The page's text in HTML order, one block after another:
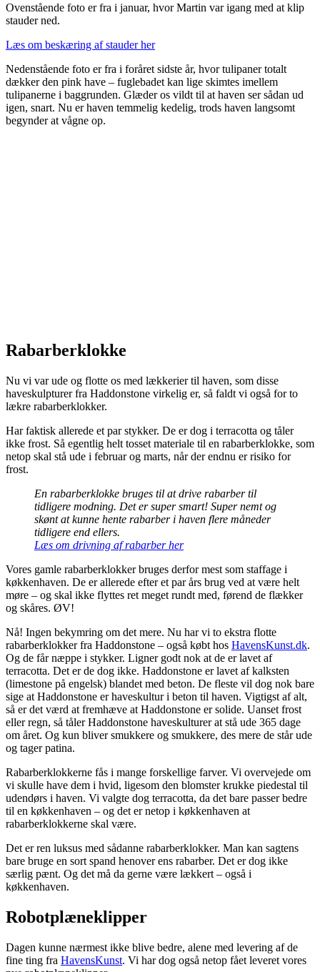
Ovenstående foto er fra i januar, hvor Martin var igang med at klip
stauder ned.
Læs om beskæring af stauder her
Nedenstående foto er fra i foråret sidste år, hvor tulipaner totalt
dækker den pink have – fuglebadet kan lige skimtes imellem
tulipanerne i baggrunden. Glæder os vildt til at haven ser sådan ud
igen, snart. Nu er haven temmelig kedelig, trods haven langsomt
begynder at vågne op.
Rabarberklokke
Nu vi var ude og flotte os med lækkerier til haven, som disse
haveskulpturer fra Haddonstone virkelig er, så faldt vi også for to
lækre rabarberklokker.
Har faktisk allerede et par stykker. De er dog i terracotta og tåler
ikke frost. Så egentlig helt tosset materiale til en rabarberklokke, som
netop skal stå ude i februar og marts, når der endnu er risiko for
frost.
En rabarberklokke bruges til at drive rabarber til
tidligere modning. Det er super smart! Super nemt og
skønt at kunne hente rabarber i haven flere måneder
tidligere end ellers.
Læs om drivning af rabarber her
Vores gamle rabarberklokker bruges derfor mest som staffage i
køkkenhaven. De er allerede efter et par års brug ved at være helt
møre – og skal ikke flyttes ret meget rundt med, førend de flækker
og skåres. ØV!
Nå! Ingen bekymring om det mere. Nu har vi to ekstra flotte
rabarberklokker fra Haddonstone – også købt hos HavensKunst.dk.
Og de får næppe i stykker. Ligner godt nok at de er lavet af
terracotta. Det er de dog ikke. Haddonstone er lavet af kalksten
(limestone på engelsk) blandet med beton. De fleste vil dog nok bare
sige at Haddonstone er haveskultur i beton til haven. Vigtigst af alt,
så er det værd at fremhæve at Haddonstone er solide. Uanset frost
eller regn, så tåler Haddonstone haveskulturer at stå ude 365 dage
om året. Og kun bliver smukkere og smukkere, des mere de står ude
og tager patina.
Rabarberklokkerne fås i mange forskellige farver. Vi overvejede om
vi skulle have dem i hvid, ligesom den blomster krukke piedestal til
udendørs i haven. Vi valgte dog terracotta, da det bare passer bedre
til en køkkenhaven – og det er netop i køkkenhaven at
rabarberklokkerne skal være.
Det er ren luksus med sådanne rabarberklokker. Man kan sagtens
bare bruge en sort spand henover ens rabarber. Det er dog ikke
særlig pænt. Og det må da gerne være lækkert – også i
køkkenhaven.
Robotplæneklipper
Dagen kunne nærmest ikke blive bedre, alene med levering af de
fine ting fra HavensKunst. Vi har dog også netop fået leveret vores